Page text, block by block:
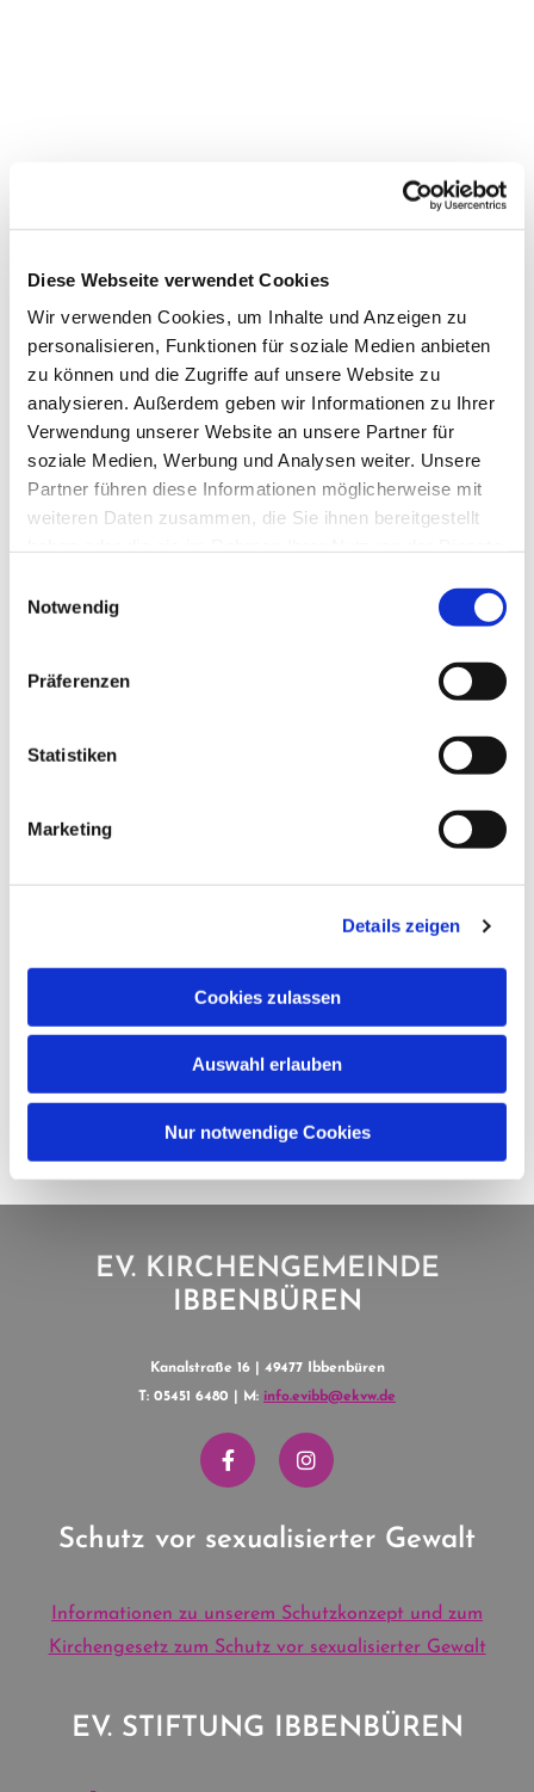
Diese Webseite verwendet Cookies
Wir verwenden Cookies, um Inhalte und Anzeigen zu
personalisieren, Funktionen für soziale Medien anbieten
zu können und die Zugriffe auf unsere Website zu
analysieren. Außerdem geben wir Informationen zu Ihrer
Verwendung unserer Website an unsere Partner für
soziale Medien, Werbung und Analysen weiter. Unsere
Partner führen diese Informationen möglicherweise mit
weiteren Daten zusammen, die Sie ihnen bereitgestellt
Notwendig
Präferenzen
Statistiken
Marketing
Details zeigen
Cookies zulassen
Auswahl erlauben
Nur notwendige Cookies
Dies könnte Sie auch
interessieren
EV. KIRCHENGEMEINDE
IBBENBÜREN
Kanalstraße 16 | 49477 Ibbenbüren
T: 05451 6480 | M: info.evibb@ekvw.de
Schutz vor sexualisierter Gewalt
Informationen zu unserem Schutzkonzept und zum
Kirchengesetz zum Schutz vor sexualisierter Gewalt
EV. STIFTUNG IBBENBÜREN